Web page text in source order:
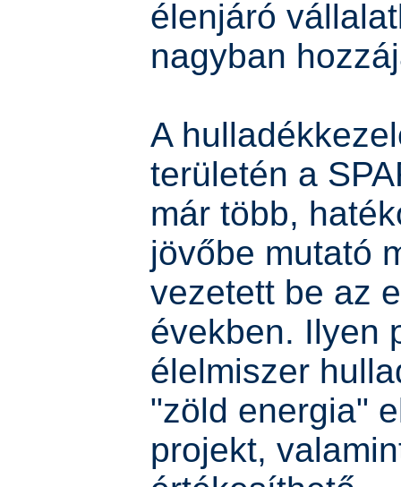
élenjáró
nagyban
A
területén a
már több,
jövőbe mutató
vezetett be az
években. Ilyen
élelmiszer
"zöld energia"
projekt,